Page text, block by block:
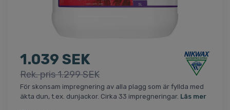
1.039 SEK
Rek. pris 1.299 SEK
För skonsam impregnering av alla plagg som är fyllda med
äkta dun, t.ex. dunjackor. Cirka 33 impregneringar. Läs mer